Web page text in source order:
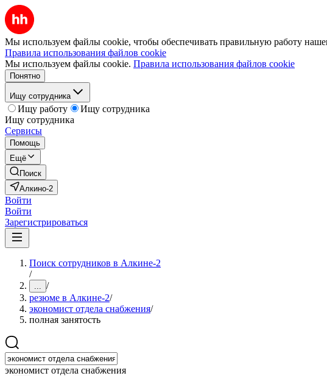
Мы используем файлы cookie, чтобы обеспечивать правильную работу
Правила использования файлов cookie
Мы используем файлы cookie. Правила использования файлов cookie
Понятно
Ищу сотрудника
Ищу работу
Ищу сотрудника
Ищу сотрудника
Сервисы
Помощь
Ещё
Поиск
Алкино-2
Войти
Войти
Зарегистрироваться
Поиск сотрудников в Алкине-2
/
... /
резюме в Алкине-2/
экономист отдела снабжения/
полная занятость
экономист отдела снабжения